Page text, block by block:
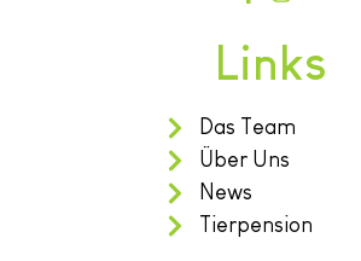
Links
Das Team
Über Uns
News
Tierpension